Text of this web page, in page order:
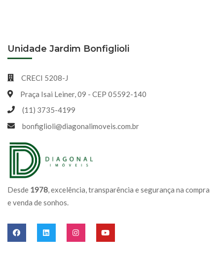
Desde 1978, excelência, transparência e segurança na compra
e venda de sonhos.
Unidade Jardim Bonfiglioli
CRECI 5208-J
Praça Isai Leiner, 09 - CEP 05592-140
(11) 3735-4199
bonfiglioli@diagonalimoveis.com.br